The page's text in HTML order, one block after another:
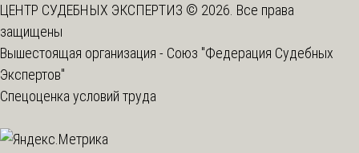
ЦЕНТР СУДЕБНЫХ ЭКСПЕРТИЗ © 2026. Все права
защищены
Вышестоящая организация - Союз "Федерация Судебных
Экспертов"
Спецоценка условий труда